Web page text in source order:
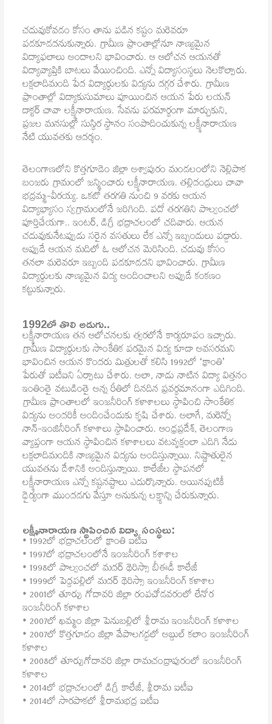
చదువుకోవడం కోసం తాను పడిన కష్టం మరెవరూ
పడకూడదనుకున్నారు. గ్రామీణ ప్రాంతాల్లోనూ నాణ్యమైన
విద్యాఫలాలు అందాలని భావించారు. ఆ ఆలోచన ఆయనతో
విద్యావ్యాప్తికి బాటలు వేయించింది. ఎన్నో విద్యాసంస్థలు నెలకొల్పారు.
లక్షలాదిమంది పేద విద్యార్థులకు విద్యను దగ్గర చేశారు. గ్రామీణ
ప్రాంతాల్లో విద్యాకుసుమాలు పూయించిన ఆయన పేరు లయన్
డాక్టర్ చావా లక్ష్మీనారాయణ. సేవను పరమార్థంగా మార్చుకుని,
ప్రజల మనసుల్లో సుస్థిర స్థానం సంపాదించుకున్న లక్ష్మీనారాయణ
నేటి యువతకు ఆదర్శం.
తెలంగాణలోని కొత్తగూడెం జిల్లా అశ్వాపురం మండలంలోని నెల్లిపాక
బంజరు గ్రామంలో జన్మించారు లక్ష్మీనారాయణ. తల్లిదండ్రులు చావా
భద్రమ్మ-వీరయ్య. ఒకటో తరగతి నుంచి 9 వరకు ఆయన
విద్యాభ్యాసం స్వగ్రామంలోనే జరిగింది. పదో తరగతిని పాల్వంచలో
పూర్తిచేయగా.. ఇంటర్, డిగ్రీ భద్రాచలంలో చదివారు. ఆయన
చదువుకునేటప్పుడు సరైన వసతులు లేక ఎన్నో ఇబ్బందులు పడ్డారు.
అప్పుడే ఆయన మదిలో ఓ ఆలోచన మెరిసింది. చదువు కోసం
తనలా మరెవరూ ఇబ్బంది పడకూడదని భావించారు. గ్రామీణ
విద్యార్థులకు నాణ్యమైన విద్య అందించాలని అప్పుడే కంకణం
కట్టుకున్నారు.
1992లో తొలి అడుగు..
లక్ష్మీనారాయణ తన ఆలోచనలకు త్వరలోనే కార్యరూపం ఇచ్చారు.
గ్రామీణ విద్యార్థులకు సాంకేతిక పరమైన విద్య కూడా అవసరమని
భావించిన ఆయన కొందరు మిత్రులతో కలిసి 1992లో ‘క్రాంతి’
పేరుతో ఐటీఐని ఏర్పాటు చేశారు. అలా, నాడు నాటిన విద్యా విత్తనం
ఇంతింతై వటుడింతై అన్న రీతిలో దినదిన ప్రవర్థమానంగా ఎదిగింది.
గ్రామీణ ప్రాంతాలలో ఇంజనీరింగ్ కళాశాలలు స్థాపించి సాంకేతిక
విద్యను అందరికీ అందించేందుకు కృషి చేశారు. అలాగే, మరెన్నో
నాన్-ఇంజినీరింగ్ కళాశాలు స్థాపించారు. ఆంధ్రప్రదేశ్, తెలంగాణ
వ్యాప్తంగా ఆయన స్థాపించిన కళాశాలలు వటవృక్షంలా ఎదిగి నేడు
లక్షలాదిమందికి నాణ్యమైన విద్యను అందిస్తున్నాయి. నిష్ణాతులైన
యువతను దేశానికి అందిస్తున్నాయి. కాలేజీల స్థాపనలో
లక్ష్మీనారాయణ ఎన్నో కష్టనష్టాలు ఎదుర్కొన్నారు. అయినప్పటికీ
ధైర్యంగా ముందడగు వేస్తూ అనుకున్న లక్ష్యాన్ని చేరుకున్నారు.
లక్ష్మీనారాయణ స్థాపించిన విద్యా సంస్థలు:
* 1992లో భద్రాచలంలో క్రాంతి ఐటీఐ
* 1997లో భద్రాచలంలోనే ఇంజనీరింగ్ కశాశాల
* 1998లో పాల్వంచలో మదర్ థెరిస్సా బీఈడీ కాలేజీ
* 1999లో పెద్దపల్లిలో మదర్ థెరిస్సా ఇంజనీరింగ్ కళాశాల
* 2001లో తూర్పు గోదావరి జిల్లా రంపచోడవరంలో లేనోర
ఇంజనీరింగ్ కళాశాల
* 2007లో ఖమ్మం జిల్లా పెనుబల్లిలో శ్రీరామ ఇంజనీరింగ్ కళాశాల
* 2007లో కొత్తగూడం జిల్లా వేపాలగడ్డలో అబ్దుల్ కలాం ఇంజనీరింగ్
కళాశాల
* 2008లో తూర్పుగోదావరి జిల్లా రామచంద్రాపురంలో ఇంజనీరింగ్
కళాశాల
* 2014లో భద్రాచలంలో డిగ్రీ కాలేజీ, శ్రీరామ ఐటీఐ
* 2014లో సారపాకలో శ్రీరామభద్ర ఐటీఐ